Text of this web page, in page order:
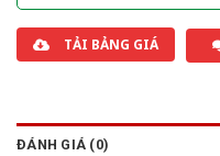
TẢI BẢNG GIÁ
ĐÁNH GIÁ (0)